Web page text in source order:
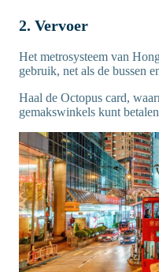
2. Vervoer
Het metrosysteem van
gebruik, net als de bussen
Haal de Octopus card,
gemakswinkels kunt